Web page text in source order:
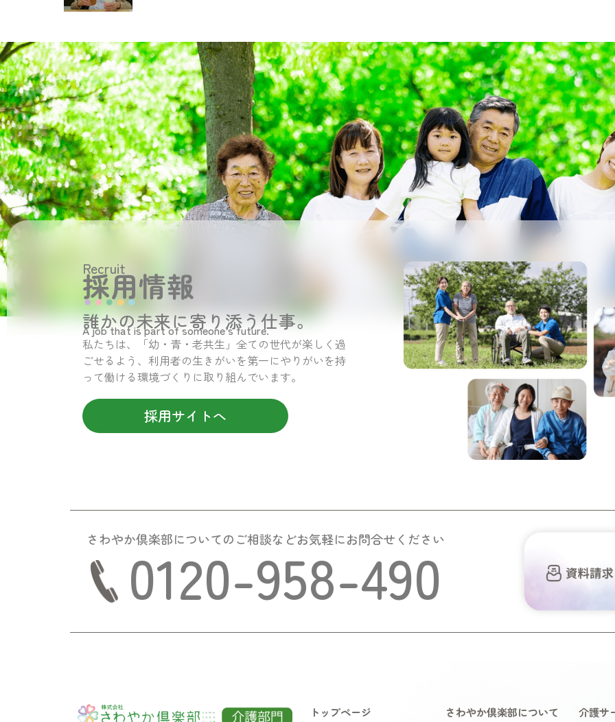
Recruit
採用情報
誰かの未来に寄り添う仕事。
A job that is part of someone’s future.
私たちは、「幼・青・老共生」全ての世代が楽しく過
ごせるよう、利用者の生きがいを第一にやりがいを持
って働ける環境づくりに取り組んでいます。
採用サイトへ
さわやか倶楽部についてのご相談などお気軽にお問合せください
0120-958-490
トップページ さわやか倶楽部について 介護サ